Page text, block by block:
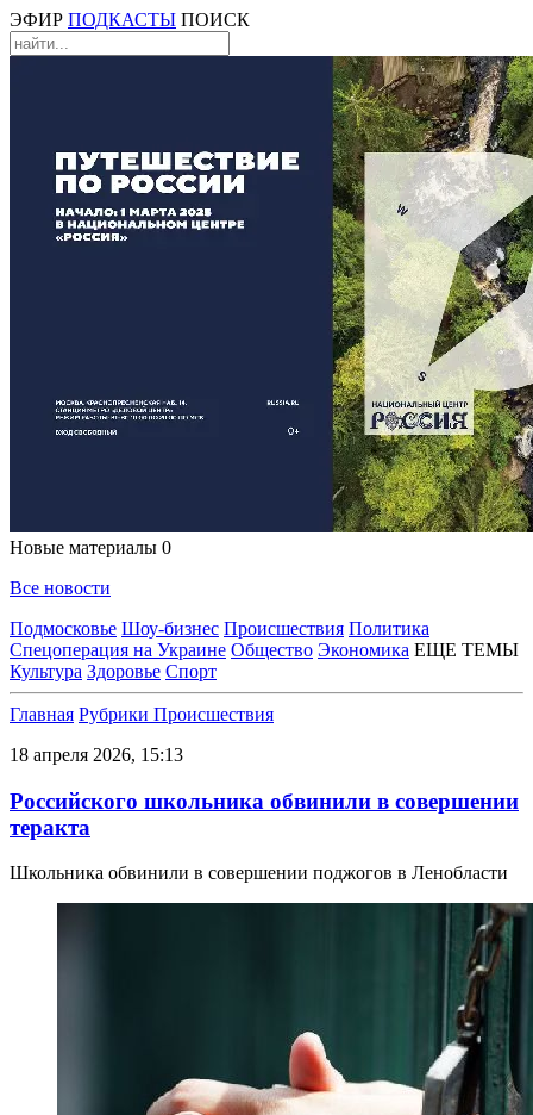
ЭФИР ПОДКАСТЫ ПОИСК
Новые материалы 0
Все новости
Подмосковье Шоу-бизнес Происшествия Политика
Спецоперация на Украине Общество Экономика ЕЩЕ ТЕМЫ
Культура Здоровье Спорт
Главная Рубрики Происшествия
18 апреля 2026, 15:13
Российского школьника обвинили в совершении
теракта
Школьника обвинили в совершении поджогов в Ленобласти